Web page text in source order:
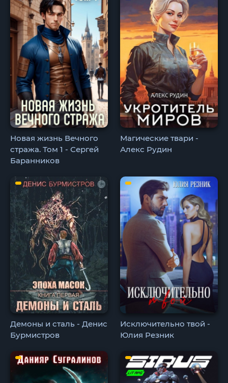
Новая жизнь Вечного
стража. Том 1 - Сергей
Баранников
Магические твари -
Алекс Рудин
Демоны и сталь - Денис
Бурмистров
Исключительно твой -
Юлия Резник